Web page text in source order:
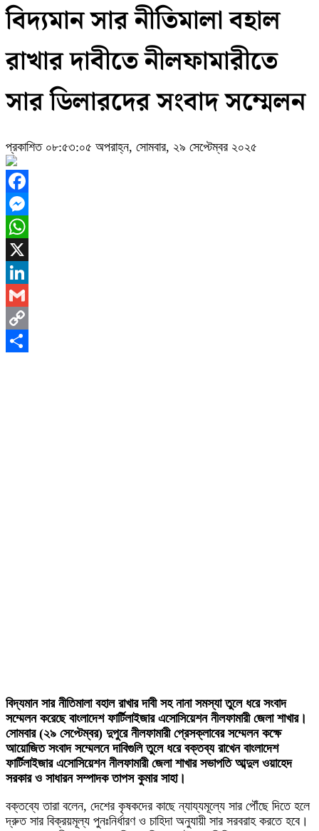
বিদ্যমান সার নীতিমালা বহাল
রাখার দাবীতে নীলফামারীতে
সার ডিলারদের সংবাদ সম্মেলন
প্রকাশিত ০৮:৫৩:০৫ অপরাহ্ন, সোমবার, ২৯ সেপ্টেম্বর ২০২৫
Facebook
Messenger
WhatsApp
X
LinkedIn
Gmail
Copy
বিদ্যমান সার নীতিমালা বহাল রাখার দাবী সহ নানা সমস্যা তুলে ধরে সংবাদ
সম্মেলন করেছে বাংলাদেশ ফার্টিলাইজার এসোসিয়েশন নীলফামারী জেলা শাখার।
সোমবার (২৯ সেপ্টেম্বর) দুপুরে নীলফামারী প্রেসক্লাবের সম্মেলন কক্ষে
আয়োজিত সংবাদ সম্মেলনে দাবিগুলি তুলে ধরে বক্তব্য রাখেন বাংলাদেশ
ফার্টিলাইজার এসোসিয়েশন নীলফামারী জেলা শাখার সভাপতি আব্দুল ওয়াহেদ
সরকার ও সাধারন সম্পাদক তাপস কুমার সাহা।
বক্তব্যে তারা বলেন, দেশের কৃষকদের কাছে ন্যায্যমূল্যে সার পৌঁছে দিতে হলে
দ্রুত সার বিক্রয়মূল্য পুনঃনির্ধারণ ও চাহিদা অনুযায়ী সার সরবরাহ করতে হবে।